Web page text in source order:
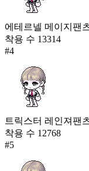
에테르넬 메이지팬
착용 수 13314
#4
트릭스터 레인져팬
착용 수 12768
#5